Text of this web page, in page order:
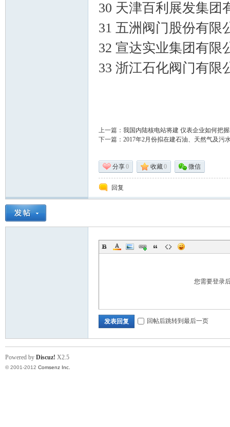
门
30 天津百利展发集团
31 五洲阀门股份有限
32 宣达实业集团有限
33 浙江石化阀门有限
上一篇： 我国内陆核电站将建 仪表企业如何把
下一篇： 2017年2月份拟在建石油、天然气及污
分享0 收藏0 微信
回复
您需要登录
发表回复 回帖后跳转到最后一页
Powered by Discuz! X2.5
© 2001-2012 Comsenz Inc.